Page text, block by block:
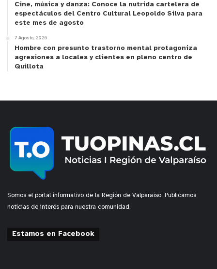
Cine, música y danza: Conoce la nutrida cartelera de
espectáculos del Centro Cultural Leopoldo Silva para
este mes de agosto
7 Agosto, 2026
Hombre con presunto trastorno mental protagoniza
agresiones a locales y clientes en pleno centro de
Quillota
Somos el portal informativo de la Región de Valparaíso. Publicamos
noticias de interés para nuestra comunidad.
Estamos en Facebook